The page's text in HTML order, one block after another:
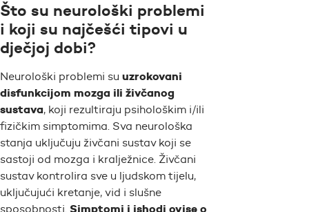
Što su neurološki problemi
i koji su najčešći tipovi u
dječjoj dobi?
Neurološki problemi su uzrokovani
disfunkcijom mozga ili živčanog
sustava, koji rezultiraju psihološkim i/ili
fizičkim simptomima. Sva neurološka
stanja uključuju živčani sustav koji se
sastoji od mozga i kralježnice. Živčani
sustav kontrolira sve u ljudskom tijelu,
uključujući kretanje, vid i slušne
sposobnosti. Simptomi i ishodi ovise o